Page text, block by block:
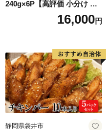
240g×6P【高評価 小分け 惣
菜 牛たん 一人暮らし 冷凍】
16,000円
静岡県袋井市